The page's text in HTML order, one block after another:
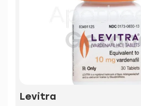
Levitra